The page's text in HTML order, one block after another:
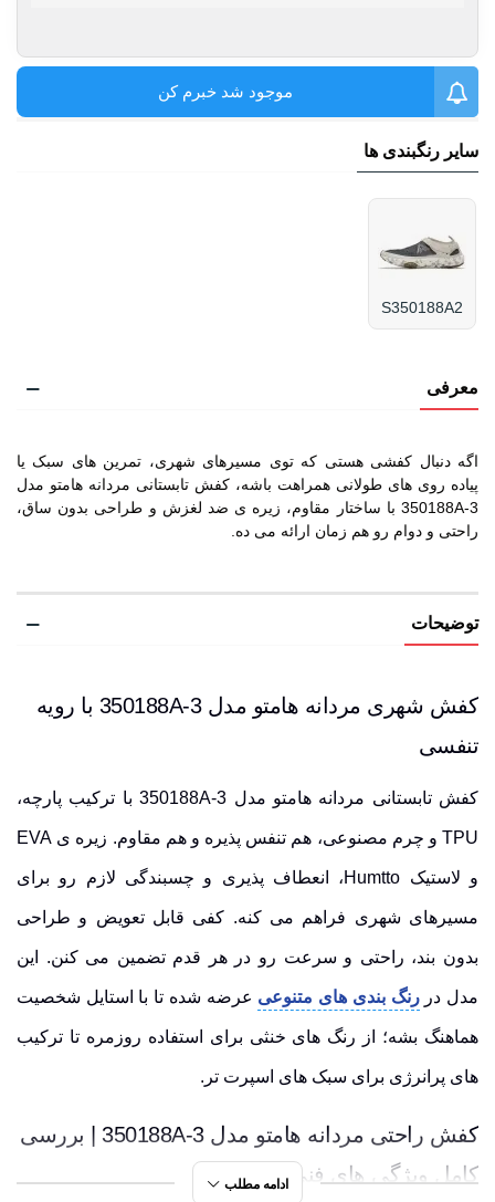
موجود شد خبرم کن
سایر رنگبندی ها
S350188A2
معرفی
اگه دنبال کفشی هستی که توی مسیرهای شهری، تمرین های سبک یا
پیاده روی های طولانی همراهت باشه، کفش تابستانی مردانه هامتو مدل
350188A-3 با ساختار مقاوم، زیره ی ضد لغزش و طراحی بدون ساق،
راحتی و دوام رو هم زمان ارائه می ده.
توضیحات
کفش شهری مردانه هامتو مدل 350188A-3 با رویه
تنفسی
کفش تابستانی مردانه هامتو مدل 350188A-3 با ترکیب پارچه،
TPU و چرم مصنوعی، هم تنفس پذیره و هم مقاوم. زیره ی EVA
و لاستیک Humtto، انعطاف پذیری و چسبندگی لازم رو برای
مسیرهای شهری فراهم می کنه. کفی قابل تعویض و طراحی
بدون بند، راحتی و سرعت رو در هر قدم تضمین می کنن. این
مدل در رنگ بندی های متنوعی عرضه شده تا با استایل شخصیت
هماهنگ بشه؛ از رنگ های خنثی برای استفاده روزمره تا ترکیب
های پرانرژی برای سبک های اسپرت تر.
کفش راحتی مردانه هامتو مدل 350188A-3 | بررسی
کامل ویژگی های فنی
ادامه مطلب